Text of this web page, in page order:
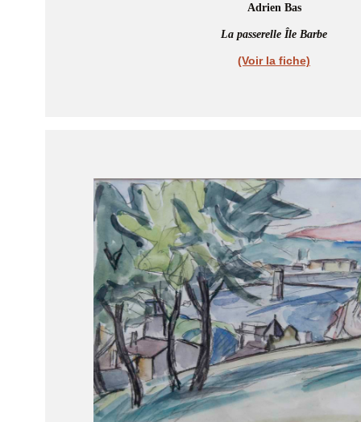
Adrien Bas
La passerelle Île Barbe
(Voir la fiche)